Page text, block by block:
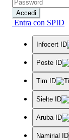
Accedi
Entra con SPID
Infocert ID
Poste ID
Tim ID
Sielte ID
Aruba ID
Namirial ID